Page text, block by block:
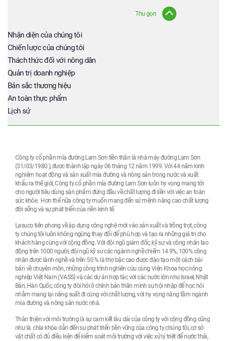
Thu gọn
Nhận diện của chúng tôi
Chiến lược của chúng tôi
Thách thức đối với nông dân
Quản trị doanh nghiệp
Bản sắc thương hiệu
An toàn thực phẩm
Lịch sử
Công ty cổ phần mía đường Lam Sơn tiền thân là nhà máy đường Lam Sơn
(31/03/1980.), được thành lập ngày 06 tháng 12 năm 1999. Với 44 năm kinh
nghiệm hoạt động và sản xuất mía đường và nông sản trong nước và xuất
khẩu ra thế giới, Công ty cổ phần mía đường Lam Sơn luôn hy vọng mang tới
cho người tiêu dùng sản phẩm đứng đầu về chất lượng đi liền với việc an toàn
sức khỏe. Hơn thế nữa công ty muốn mang đến sứ mệnh nâng cao chất lượng
đời sống và sự phát triển của nền kinh tế.
Lasuco tiên phong về áp dụng công nghệ mới vào sản xuất và trồng trọt, công
ty chúng tôi luôn không ngừng thay đổi để phù hợp và tạo ra những giá trị cho
khách hàng cùng với cộng đồng. Với đội ngũ giám đốc, kỹ sư và công nhân lao
động trên 1000 người, đội ngũ kỹ sư các ngành nghề chiếm 14.9%, 100% công
nhân được lành nghề và trên 50 % là thợ bậc cao được đào tạo một cách bài
bản về chuyên môn, những công trình nghiên cứu cùng Viện Khoa học nông
nghiệp Việt Nam (VASS) và các dự án hợp tác với các nước lớn như Israel, Nhật
Bản, Hàn Quốc, công ty đòi hỏi ở chính bản thân mình sự hội nhập để học hỏi
nhằm mang lại năng suất đi cùng với chất lượng, với hy vọng nâng tầm ngành
mía đường và nông sản nước nhà.
Thân thiện với môi trường là sự cam kết lâu dài của công ty với cộng đồng cũng
như là chìa khóa dẫn đến sự phát triển bền vững của công ty chúng tôi, cơ sở
vật chất có đủ điều kiện để kiểm soát môi trường với việc xử lý triệt để nước thải,